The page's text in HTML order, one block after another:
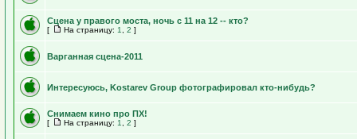
Сцена у правого моста, ночь с 11 на 12 -- кто?
[ На страницу: 1 2 ]
Варганная сцена-2011
Интересуюсь, Kostarev Group фотографировал кто-нибудь?
Снимаем кино про ПХ!
[ На страницу: 1 2 ]